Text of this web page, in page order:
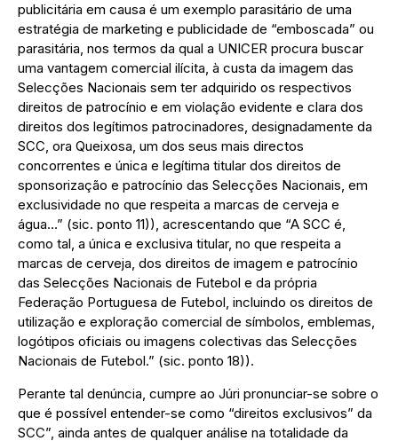
publicitária em causa é um exemplo parasitário de uma
estratégia de marketing e publicidade de “emboscada” ou
parasitária, nos termos da qual a UNICER procura buscar
uma vantagem comercial ilícita, à custa da imagem das
Selecções Nacionais sem ter adquirido os respectivos
direitos de patrocínio e em violação evidente e clara dos
direitos dos legítimos patrocinadores, designadamente da
SCC, ora Queixosa, um dos seus mais directos
concorrentes e única e legítima titular dos direitos de
sponsorização e patrocínio das Selecções Nacionais, em
exclusividade no que respeita a marcas de cerveja e
água…” (sic. ponto 11)), acrescentando que “A SCC é,
como tal, a única e exclusiva titular, no que respeita a
marcas de cerveja, dos direitos de imagem e patrocínio
das Selecções Nacionais de Futebol e da própria
Federação Portuguesa de Futebol, incluindo os direitos de
utilização e exploração comercial de símbolos, emblemas,
logótipos oficiais ou imagens colectivas das Selecções
Nacionais de Futebol.” (sic. ponto 18)).
Perante tal denúncia, cumpre ao Júri pronunciar-se sobre o
que é possível entender-se como “direitos exclusivos” da
SCC”, ainda antes de qualquer análise na totalidade da